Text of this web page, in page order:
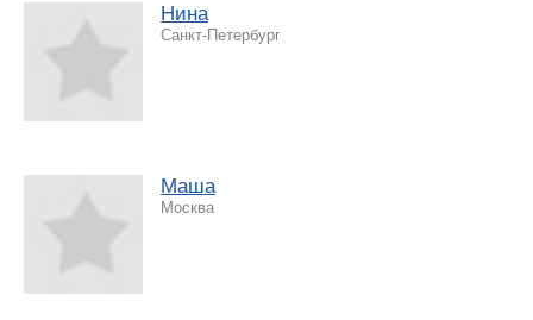
Нина
Санкт-Петербург
Маша
Москва